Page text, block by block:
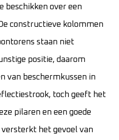
beschikken over een
constructieve kolommen
staan niet
positie, daarom
van beschermkussen in
toch geeft het
pilaren en een goede
het gevoel van